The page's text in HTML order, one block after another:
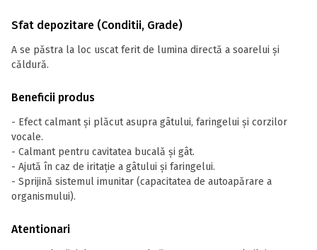
Sfat depozitare (Conditii, Grade)
A se păstra la loc uscat ferit de lumina directă a soarelui și
căldură.
Beneficii produs
- Efect calmant și plăcut asupra gâtului, faringelui și corzilor
vocale.
- Calmant pentru cavitatea bucală și gât.
- Ajută în caz de iritație a gâtului și faringelui.
- Sprijină sistemul imunitar (capacitatea de autoapărare a
organismului).
Atentionari